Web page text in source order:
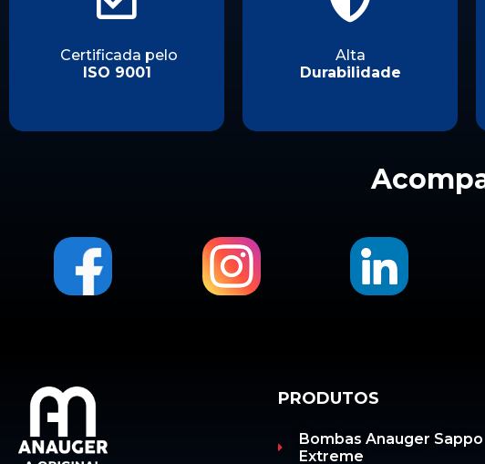
Certificada pelo
ISO 9001
Alta
Durabilidade
PRODUTOS
Bombas Anauger Sappo
Extreme